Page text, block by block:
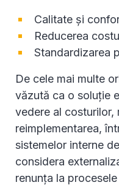
Calitate și
Reducerea
Standardizarea
De cele mai multe
văzută ca o soluție
vedere al costurilor,
reimplementarea,
sistemelor interne
considera
renunța la